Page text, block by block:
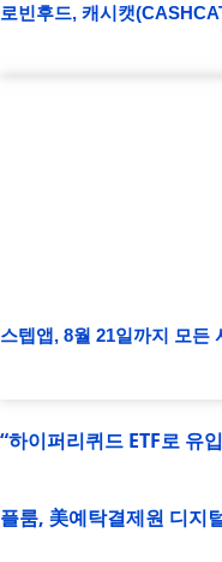
로빈후드, 캐시캣
스텝앱, 8월 21일까지 모든
“하이퍼리퀴드 ETF로 유
플룸, 美예탁결제원 디지